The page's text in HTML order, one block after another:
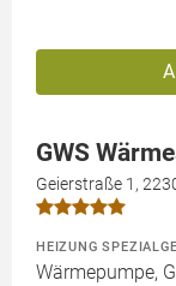
GWS
Geierstraße 1,
HEIZUNG
Wärmepumpe,